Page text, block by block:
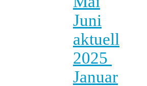
Juni
aktuell
2025
Januar